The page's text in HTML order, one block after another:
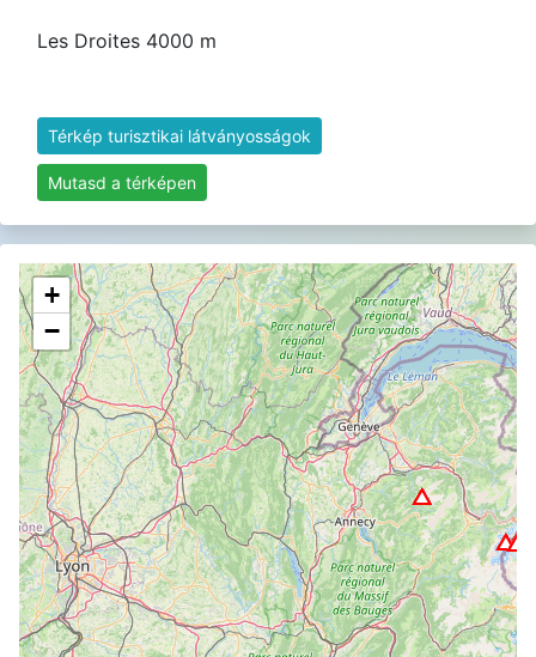
Les Droites 4000 m
Térkép turisztikai látványosságok
Mutasd a térképen
+
−